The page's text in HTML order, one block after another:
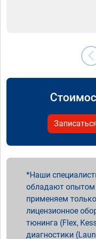
Наши
обладают
применяем
лицензионное
тюнинга (Flex,
диагностики